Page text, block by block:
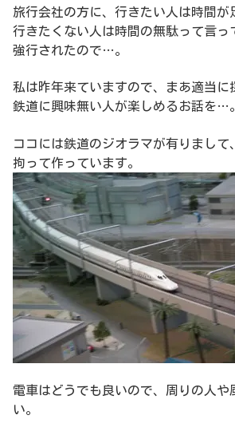
旅行会社の方に、行きたい人は時間が
行きたくない人は時間の無駄って言っ
強行されたので…。
私は昨年来ていますので、まあ適当に
鉄道に興味無い人が楽しめるお話を…。
ココには鉄道のジオラマが有りまして
拘って作っています。
電車はどうでも良いので、周りの人や
い。